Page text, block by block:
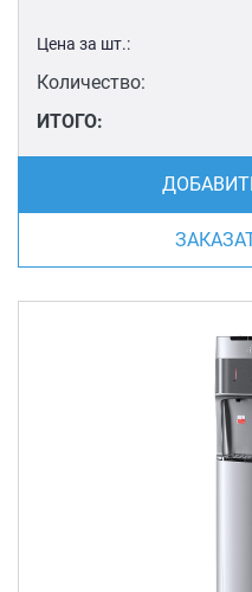
Цена за шт.:
Количество:
ИТОГО: